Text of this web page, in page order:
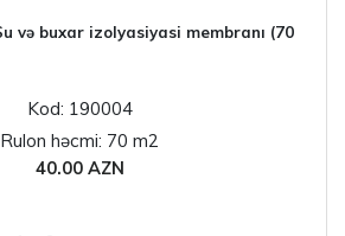
Kod: 190004
Rulon həcmi: 70 m2
40.00 AZN